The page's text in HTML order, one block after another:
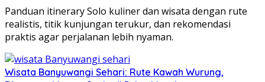
Panduan itinerary Solo kuliner dan wisata dengan rute
realistis, titik kunjungan terukur, dan rekomendasi
praktis agar perjalanan lebih nyaman.
Wisata Banyuwangi Sehari: Rute Kawah Wurung,